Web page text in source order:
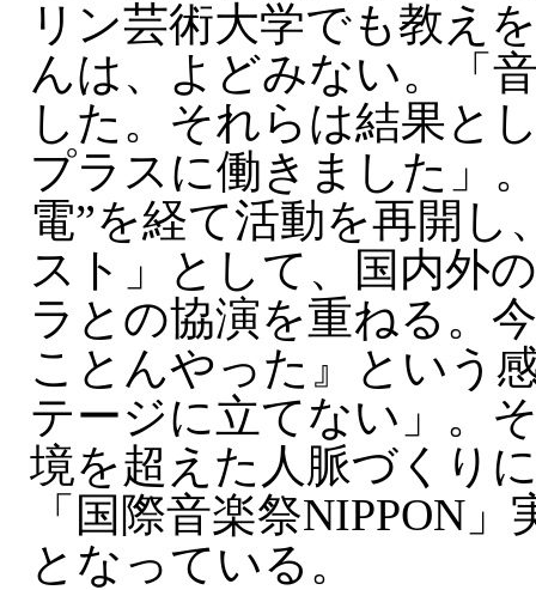
リン芸術大学でも教え
んは、よどみない。「
した。それらは結果と
プラスに働きました」
電”を経て活動を再開し
スト」として、国内外
ラとの協演を重ねる。
ことんやった』という
テージに立てない」。
境を超えた人脈づくり
「国際音楽祭NIPPON
となっている。